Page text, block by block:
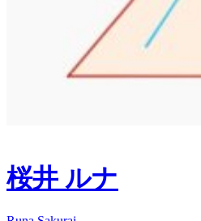
桜井 ルナ